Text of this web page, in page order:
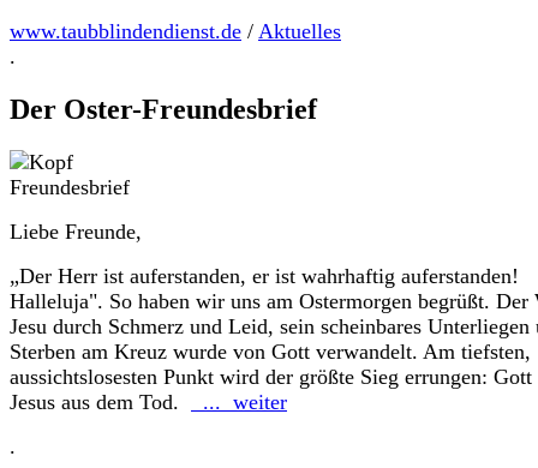
www.taubblindendienst.de / Aktuelles
.
Der Oster-Freundesbrief
Liebe Freunde,
„Der Herr ist auferstanden, er ist wahrhaftig auferstanden!
Halleluja". So haben wir uns am Ostermorgen begrüßt. Der
Jesu durch Schmerz und Leid, sein scheinbares Unterliegen
Sterben am Kreuz wurde von Gott verwandelt. Am tiefsten,
aussichtslosesten Punkt wird der größte Sieg errungen:
Jesus aus dem Tod.
... weiter
.